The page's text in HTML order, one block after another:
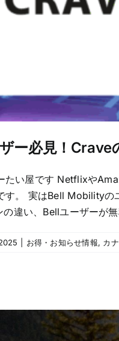
ー必見！Crave
たい屋です Netflixや
す。 実はBell Mobilityの
違い、Bellユーザーが
お得・お知らせ情報, カ